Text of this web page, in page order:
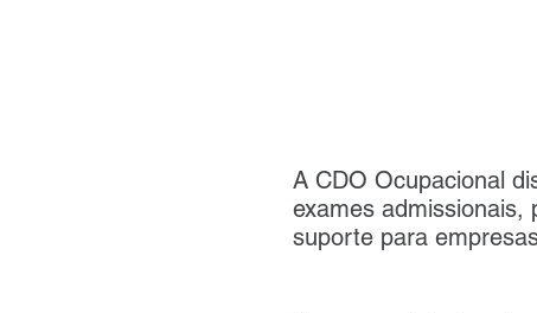
A CDO Ocupacional
exames admissionais,
suporte para